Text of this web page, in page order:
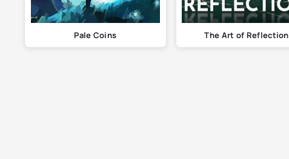
Pale Coins The Art of Reflection